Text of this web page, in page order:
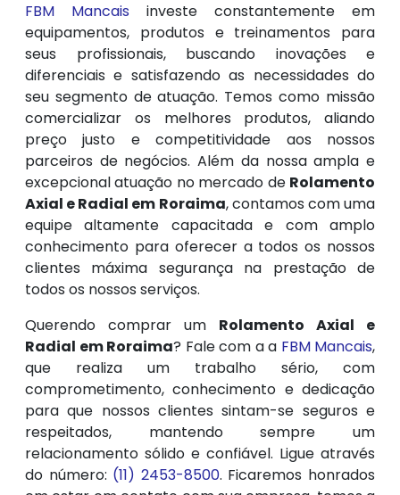
FBM Mancais investe constantemente em
equipamentos, produtos e treinamentos para
seus profissionais, buscando inovações e
diferenciais e satisfazendo as necessidades do
seu segmento de atuação. Temos como missão
comercializar os melhores produtos, aliando
preço justo e competitividade aos nossos
parceiros de negócios. Além da nossa ampla e
excepcional atuação no mercado de Rolamento
Axial e Radial em Roraima, contamos com uma
equipe altamente capacitada e com amplo
conhecimento para oferecer a todos os nossos
clientes máxima segurança na prestação de
todos os nossos serviços.
Querendo comprar um Rolamento Axial e
Radial em Roraima? Fale com a a FBM Mancais,
que realiza um trabalho sério, com
comprometimento, conhecimento e dedicação
para que nossos clientes sintam-se seguros e
respeitados, mantendo sempre um
relacionamento sólido e confiável. Ligue através
do número: (11) 2453-8500. Ficaremos honrados